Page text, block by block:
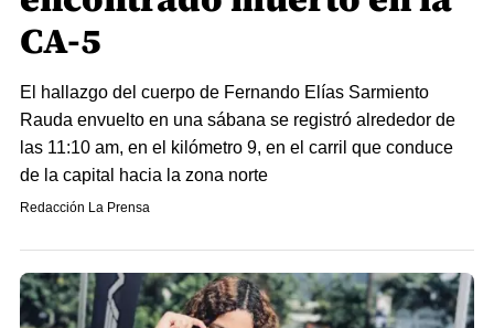
CA-5
El hallazgo del cuerpo de Fernando Elías Sarmiento
Rauda envuelto en una sábana se registró alrededor de
las 11:10 am, en el kilómetro 9, en el carril que conduce
de la capital hacia la zona norte
Redacción La Prensa